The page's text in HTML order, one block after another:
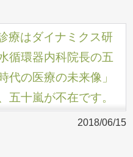
療はダイナミクス研
循環器内科院長の五
代の医療の未来像」
五十嵐が不在です。
2018/06/15